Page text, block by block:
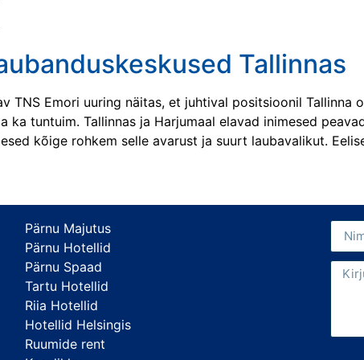
Tallinnas
TNS Emori uuring näitas, et juhtival positsioonil Tallinna
ka tuntuim. Tallinnas ja Harjumaal elavad inimesed
kõige rohkem selle avarust ja suurt laubavalikut.
Pärnu Majutus
Pärnu Hotellid
Pärnu Spaad
Tartu Hotellid
Riia Hotellid
Hotellid Helsingis
Ruumide rent